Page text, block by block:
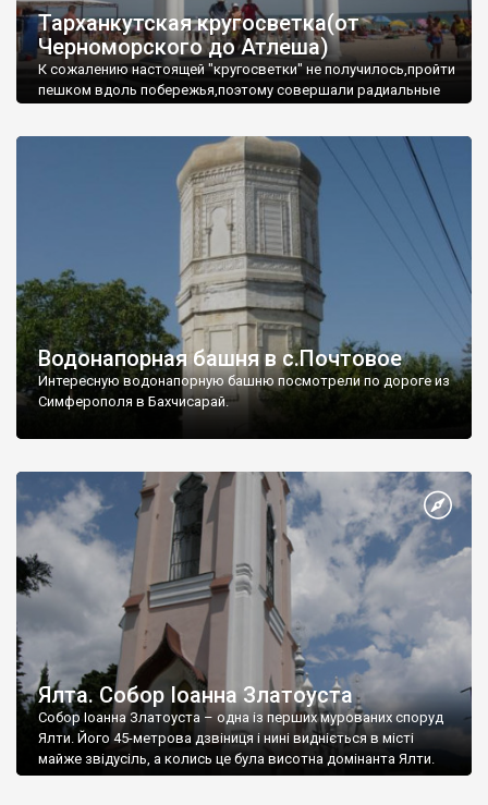
Тарханкутская кругосветка(от
Черноморского до Атлеша)
К сожалению настоящей "кругосветки" не получилось,пройти
пешком вдоль побережья,поэтому совершали радиальные
Водонапорная башня в с.Почтовое
Интересную водонапорную башню посмотрели по дороге из
Симферополя в Бахчисарай.
Ялта. Собор Іоанна Златоуста
Собор Іоанна Златоуста – одна із перших мурованих споруд
Ялти. Його 45-метрова дзвіниця і нині видніється в місті
майже звідусіль, а колись це була висотна домінанта Ялти.